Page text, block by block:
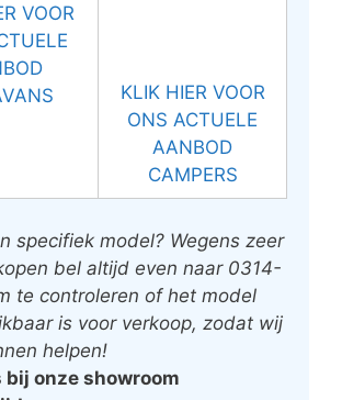
VOOR
KLIK HIER VOOR
ONS ACTUELE
AANBOD
CAMPERS
specifiek model? Wegens zeer
bel altijd even naar 0314-
te controleren of het model
is voor verkoop, zodat wij
helpen!
bij onze showroom